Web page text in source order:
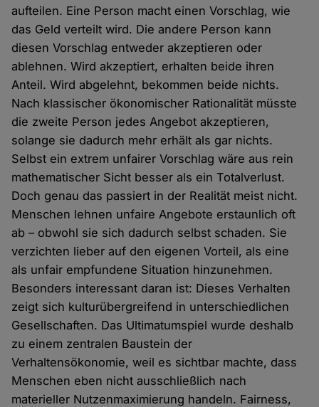
aufteilen. Eine Person macht einen Vorschlag, wie
das Geld verteilt wird. Die andere Person kann
diesen Vorschlag entweder akzeptieren oder
ablehnen. Wird akzeptiert, erhalten beide ihren
Anteil. Wird abgelehnt, bekommen beide nichts.
Nach klassischer ökonomischer Rationalität müsste
die zweite Person jedes Angebot akzeptieren,
solange sie dadurch mehr erhält als gar nichts.
Selbst ein extrem unfairer Vorschlag wäre aus rein
mathematischer Sicht besser als ein Totalverlust.
Doch genau das passiert in der Realität meist nicht.
Menschen lehnen unfaire Angebote erstaunlich oft
ab – obwohl sie sich dadurch selbst schaden. Sie
verzichten lieber auf den eigenen Vorteil, als eine
als unfair empfundene Situation hinzunehmen.
Besonders interessant daran ist: Dieses Verhalten
zeigt sich kulturübergreifend in unterschiedlichen
Gesellschaften. Das Ultimatumspiel wurde deshalb
zu einem zentralen Baustein der
Verhaltensökonomie, weil es sichtbar machte, dass
Menschen eben nicht ausschließlich nach
materieller Nutzenmaximierung handeln. Fairness,